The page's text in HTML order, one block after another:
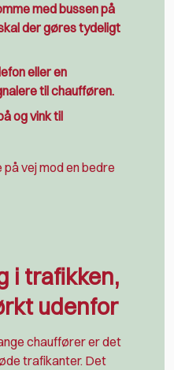
med bussen på
der gøres tydeligt
eller en
til chaufføren.
og vink til
på vej mod en bedre
i trafikken,
udenfor
chauffører er det
trafikanter. Det